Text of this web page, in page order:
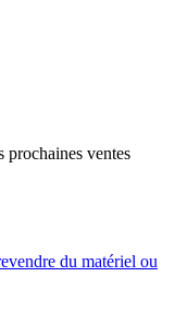
prochaines ventes